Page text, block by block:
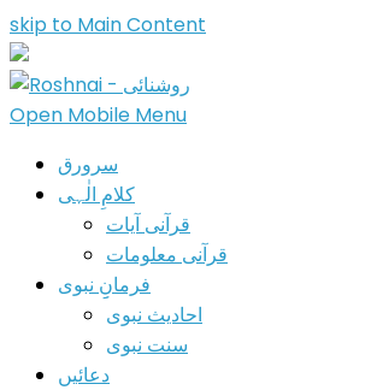
skip to Main Content
Open Mobile Menu
سرورق
کلامِ الٰہی
قرآنی آیات
قرآنی معلومات
فرمانِِ نبوی
احادیث نبوی
سنت نبوی
دعائیں